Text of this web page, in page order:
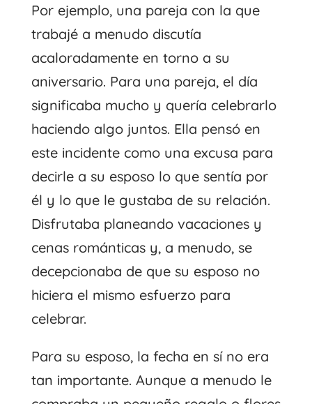
Por ejemplo, una pareja con la que
trabajé a menudo discutía
acaloradamente en torno a su
aniversario. Para una pareja, el día
significaba mucho y quería celebrarlo
haciendo algo juntos. Ella pensó en
este incidente como una excusa para
decirle a su esposo lo que sentía por
él y lo que le gustaba de su relación.
Disfrutaba planeando vacaciones y
cenas románticas y, a menudo, se
decepcionaba de que su esposo no
hiciera el mismo esfuerzo para
celebrar.
Para su esposo, la fecha en sí no era
tan importante. Aunque a menudo le